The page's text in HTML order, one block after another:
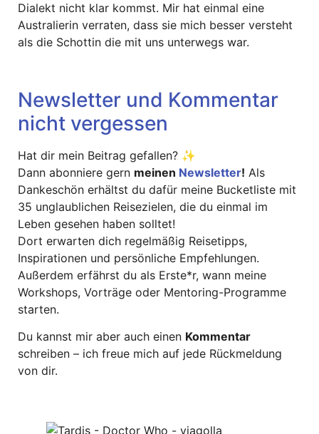
Dialekt nicht klar kommst. Mir hat einmal eine
Australierin verraten, dass sie mich besser versteht
als die Schottin die mit uns unterwegs war.
Newsletter und Kommentar
nicht vergessen
Hat dir mein Beitrag gefallen? ✨
Dann abonniere gern meinen Newsletter! Als
Dankeschön erhältst du dafür meine Bucketliste mit
35 unglaublichen Reisezielen, die du einmal im
Leben gesehen haben solltet!
Dort erwarten dich regelmäßig Reisetipps,
Inspirationen und persönliche Empfehlungen.
Außerdem erfährst du als Erste*r, wann meine
Workshops, Vorträge oder Mentoring-Programme
starten.
Du kannst mir aber auch einen Kommentar
schreiben – ich freue mich auf jede Rückmeldung
von dir.